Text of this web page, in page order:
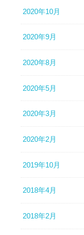
2020年10月
2020年9月
2020年8月
2020年5月
2020年3月
2020年2月
2019年10月
2018年4月
2018年2月